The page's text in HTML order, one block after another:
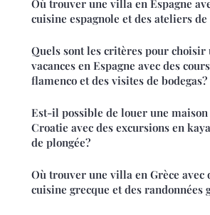
Où trouver une villa en Espagne
cuisine espagnole et des ateliers
Quels sont les critères pour choisir
vacances en Espagne avec des
flamenco et des visites de bodegas?
Est-il possible de louer une maison
Croatie avec des excursions en
de plongée?
Où trouver une villa en Grèce avec
cuisine grecque et des randonnées